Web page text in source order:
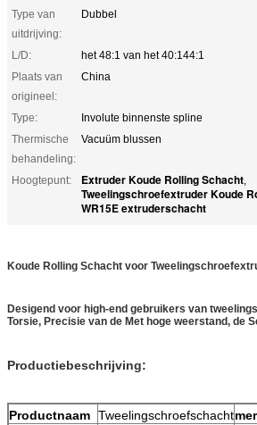
Type van
uitdrijving:
Dubbel
L/D:
het 48:1 van het 40:144:1
Plaats van
origineel:
China
Type:
Involute binnenste spline
Thermische
behandeling:
Vacuüm blussen
Hoogtepunt: Extruder Koude Rolling Schacht,
Tweelingschroefextruder Koude
WR15E extruderschacht
Koude Rolling Schacht voor
Desigend voor high-end gebruikers van
Torsie, Precisie van de Met hoge weerstand, de
Productiebeschrijving:
Productnaam Tweelingschroefschacht